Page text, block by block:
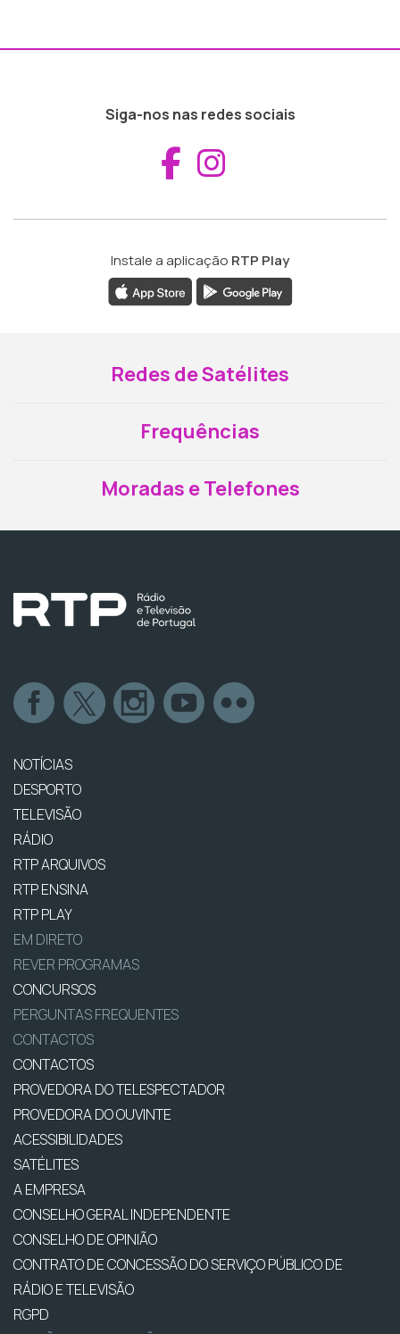
Siga-nos nas redes sociais
Aceder ao
Instale a aplicação RTP Play
Redes de Satélites
Frequências
Moradas e Telefones
NOTÍCIAS
DESPORTO
TELEVISÃO
RÁDIO
RTP ARQUIVOS
RTP ENSINA
RTP PLAY
EM DIRETO
REVER PROGRAMAS
CONCURSOS
PERGUNTAS FREQUENTES
CONTACTOS
CONTACTOS
PROVEDORA DO TELESPECTADOR
PROVEDORA DO OUVINTE
ACESSIBILIDADES
SATÉLITES
A EMPRESA
CONSELHO GERAL INDEPENDENTE
CONSELHO DE OPINIÃO
CONTRATO DE CONCESSÃO DO SERVIÇO PÚBLICO DE
RÁDIO E TELEVISÃO
RGPD